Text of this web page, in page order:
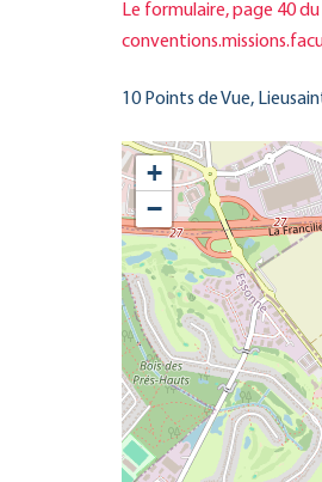
Le formulaire, page 40
10 Points de Vue,
+
−